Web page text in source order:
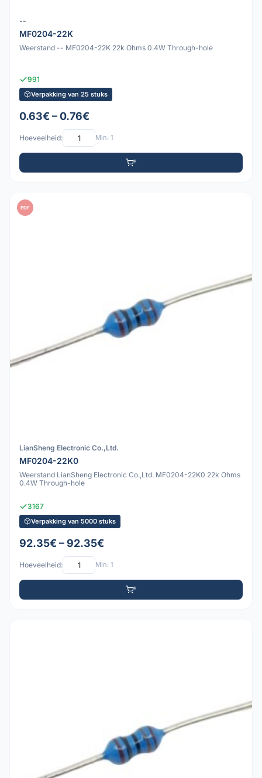
--
MF0204-22K
Weerstand -- MF0204-22K 22k Ohms 0.4W Through-hole
991
Verpakking van 25 stuks
0.63€ – 0.76€
Hoeveelheid: Min: 1
PDF
LianSheng Electronic Co.,Ltd.
MF0204-22K0
Weerstand LianSheng Electronic Co.,Ltd. MF0204-22K0 22k Ohms
0.4W Through-hole
3167
Verpakking van 5000 stuks
92.35€ – 92.35€
Hoeveelheid: Min: 1